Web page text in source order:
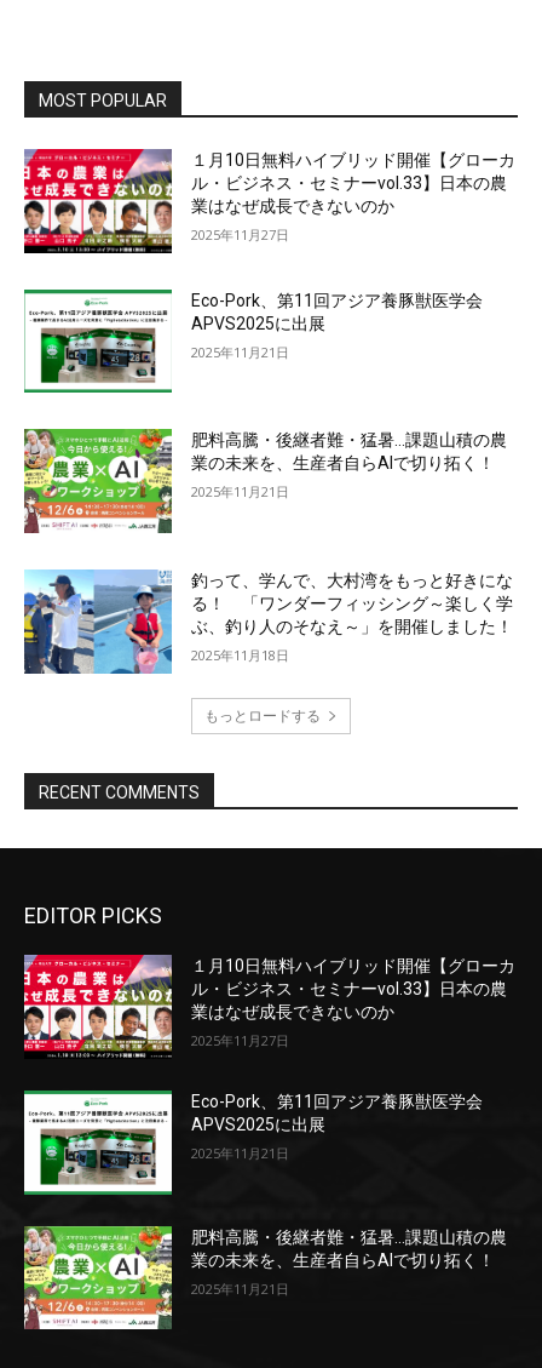
EDITOR PICKS
１月10日無料ハイブリッド開催【グローカ
ル・ビジネス・セミナーvol.33】日本の農
業はなぜ成長できないのか
2025年11月27日
Eco-Pork、第11回アジア養豚獣医学会
APVS2025に出展
2025年11月21日
肥料高騰・後継者難・猛暑…課題山積の農
業の未来を、生産者自らAIで切り拓く！
2025年11月21日